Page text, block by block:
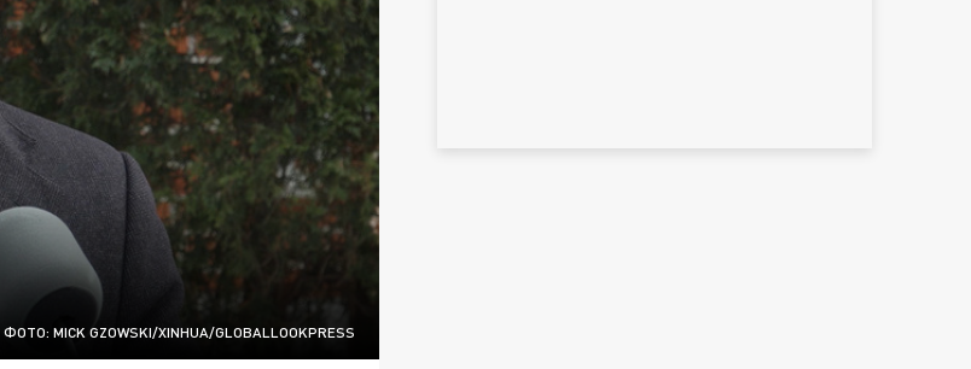
ФОТО: MICK GZOWSKI/XINHUA/GLOBALLOOKPRESS